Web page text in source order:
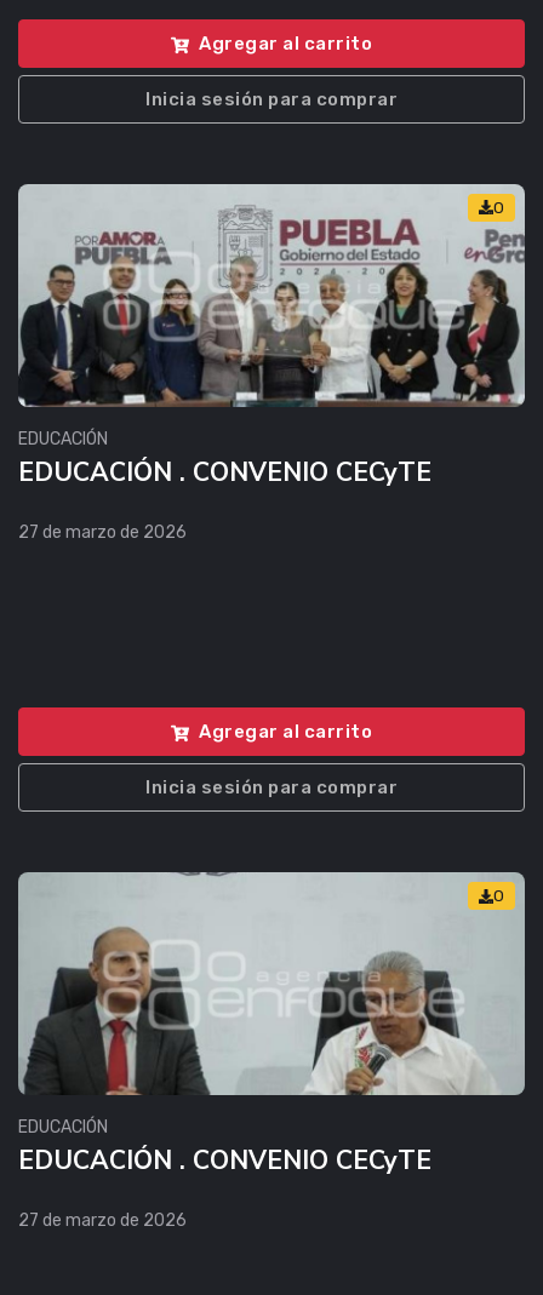
Agregar al carrito
Inicia sesión para comprar
0
EDUCACIÓN
EDUCACIÓN . CONVENIO CECyTE
27 de marzo de 2026
Agregar al carrito
Inicia sesión para comprar
0
EDUCACIÓN
EDUCACIÓN . CONVENIO CECyTE
27 de marzo de 2026